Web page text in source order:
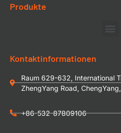
Produkte
Kontaktinformationen
Raum 629-632, International
ZhengYang Road,
+86-532-87809106